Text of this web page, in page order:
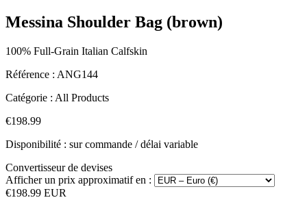
Messina Shoulder Bag (brown)
100% Full-Grain Italian Calfskin
Référence : ANG144
Catégorie : All Products
€198.99
Disponibilité : sur commande / délai variable
Convertisseur de devises
Afficher un prix approximatif en :
€198.99 EUR